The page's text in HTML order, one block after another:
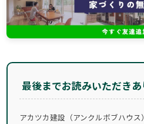
最後までお読みいただきあ
アカツカ建設（アンクルボブハウ